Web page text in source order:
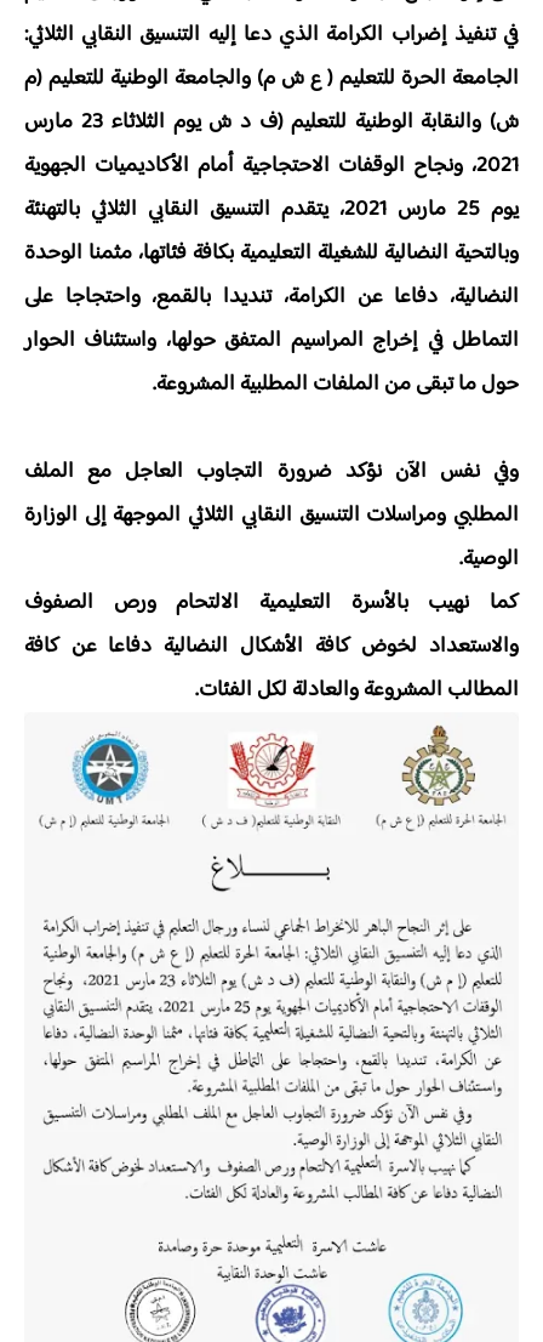
في تنفيذ إضراب الكرامة الذي دعا إليه التنسيق النقابي الثلاثي:
الجامعة الحرة للتعليم ( ع ش م) والجامعة الوطنية للتعليم (م
ش) والنقابة الوطنية للتعليم (ف د ش يوم الثلاثاء 23 مارس
2021، ونجاح الوقفات الاحتجاجية أمام الأكاديميات الجهوية
يوم 25 مارس 2021، يتقدم التنسيق النقابي الثلاثي بالتهنئة
وبالتحية النضالية للشغيلة التعليمية بكافة فئاتها، مثمنا الوحدة
النضالية، دفاعا عن الكرامة، تنديدا بالقمع، واحتجاجا على
التماطل في إخراج المراسيم المتفق حولها، واستئناف الحوار
حول ما تبقى من الملفات المطلبية المشروعة.
وفي نفس الآن نؤكد ضرورة التجاوب العاجل مع الملف
المطلبي ومراسلات التنسيق النقابي الثلاثي الموجهة إلى الوزارة
الوصية.
كما نهيب بالأسرة التعليمية الالتحام ورص الصفوف
والاستعداد لخوض كافة الأشكال النضالية دفاعا عن كافة
المطالب المشروعة والعادلة لكل الفئات.